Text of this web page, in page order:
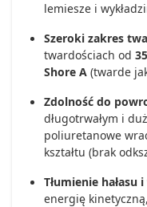
lemiesze i
Szeroki zakres
twardościach od
Shore A (twarde
Zdolność do
długotrwałym i
poliuretanowe
kształtu (brak
Tłumienie hałasu
energię